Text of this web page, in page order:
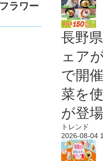
ラワー
長野
ェア
で開
菜を
が登場
トレンド
2026-08-04